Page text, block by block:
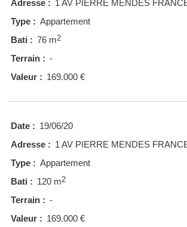
Adresse : 1 AV PIERRE MENDES
Type : Appartement
Bati : 76 m2
Terrain : -
Valeur : 169.000 €
Date : 19/06/20
Adresse : 1 AV PIERRE MENDES
Type : Appartement
Bati : 120 m2
Terrain : -
Valeur : 169.000 €